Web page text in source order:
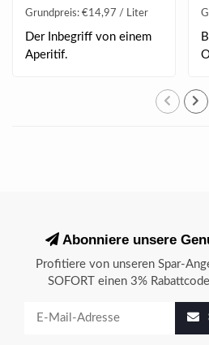
Grundpreis: €14,97 / Liter
Der Inbegriff von einem
Aperitif.
Abonniere unsere
Profitiere von unseren Spar-
SOFORT einen 3%